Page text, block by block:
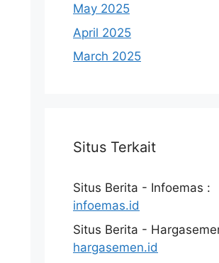
May 2025
April 2025
March 2025
Situs Terkait
Situs Berita - Infoemas :
infoemas.id
Situs Berita -
hargasemen.id